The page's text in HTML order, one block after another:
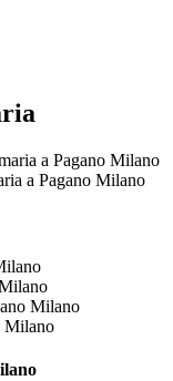
a Pagano Milano
Milano
Milano